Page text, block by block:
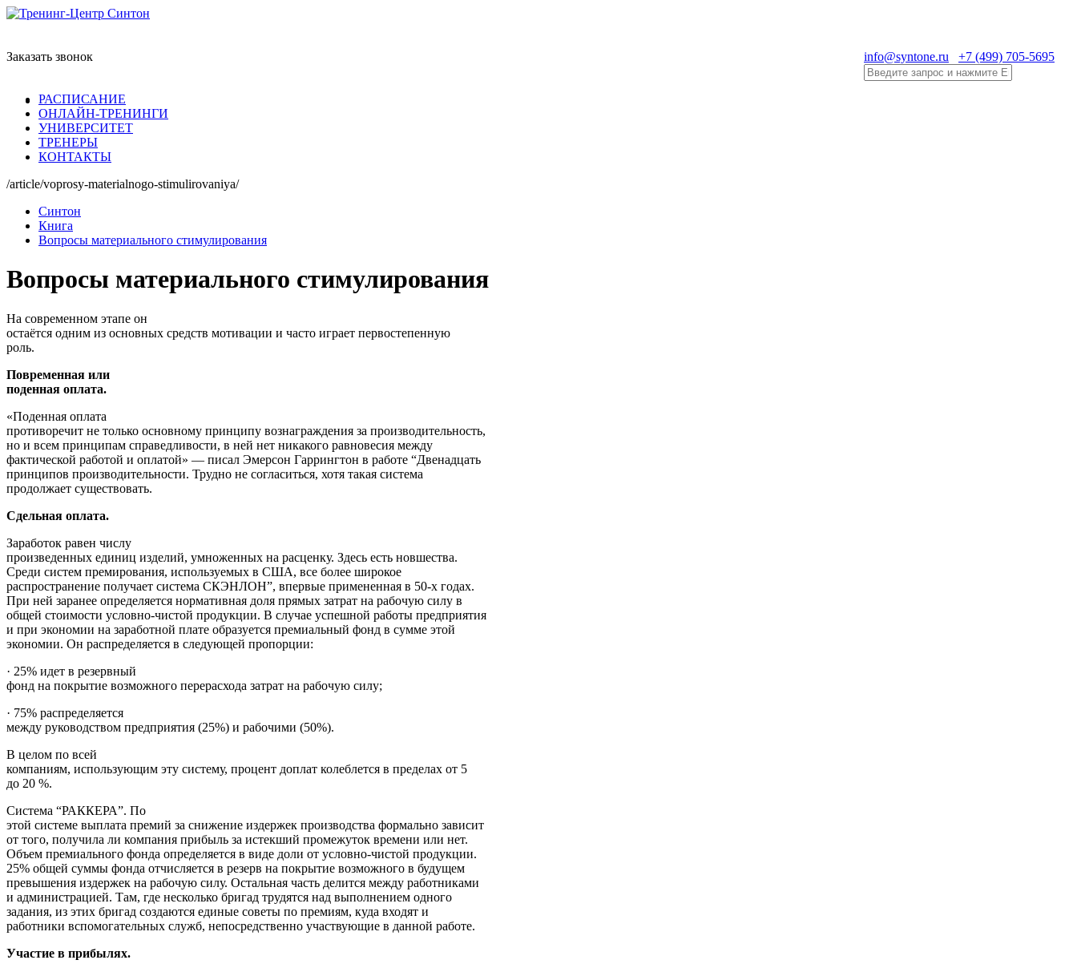
info@syntone.ru +7 (499) 705-5695
Заказать звонок
РАСПИСАНИЕ
ОНЛАЙН-ТРЕНИНГИ
УНИВЕРСИТЕТ
ТРЕНЕРЫ
КОНТАКТЫ
/article/voprosy-materialnogo-stimulirovaniya/
Синтон
Книга
Вопросы материального стимулирования
Вопросы материального стимулирования
На современном этапе он
остаётся одним из основных средств мотивации и часто играет первостепенную
роль.
Повременная или
поденная оплата.
«Поденная оплата
противоречит не только основному принципу вознаграждения за производительность,
но и всем принципам справедливости, в ней нет никакого равновесия между
фактической работой и оплатой» — писал Эмерсон Гаррингтон в работе “Двенадцать
принципов производительности. Трудно не согласиться, хотя такая система
продолжает существовать.
Сдельная оплата.
Заработок равен числу
произведенных единиц изделий, умноженных на расценку. Здесь есть новшества.
Среди систем премирования, используемых в США, все более широкое
распространение получает система СКЭНЛОН”, впервые примененная в 50-х годах.
При ней заранее определяется нормативная доля прямых затрат на рабочую силу в
общей стоимости условно-чистой продукции. В случае успешной работы предприятия
и при экономии на заработной плате образуется премиальный фонд в сумме этой
экономии. Он распределяется в следующей пропорции:
· 25% идет в резервный
фонд на покрытие возможного перерасхода затрат на рабочую силу;
· 75% распределяется
между руководством предприятия (25%) и рабочими (50%).
В целом по всей
компаниям, использующим эту систему, процент доплат колеблется в пределах от 5
до 20 %.
Система “РАККЕРА”. По
этой системе выплата премий за снижение издержек производства формально зависит
от того, получила ли компания прибыль за истекший промежуток времени или нет.
Объем премиального фонда определяется в виде доли от условно-чистой продукции.
25% общей суммы фонда отчисляется в резерв на покрытие возможного в будущем
превышения издержек на рабочую силу. Остальная часть делится между работниками
и администрацией. Там, где несколько бригад трудятся над выполнением одного
задания, из этих бригад создаются единые советы по премиям, куда входят и
работники вспомогательных служб, непосредственно участвующие в данной работе.
Участие в прибылях.